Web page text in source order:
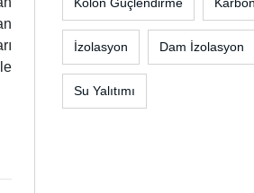
İzolasyon Dam İzolasyon
Su Yalıtımı